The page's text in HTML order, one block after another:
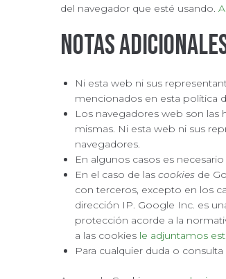
del navegador que esté usando.
Notas
Ni esta web ni sus
mencionados en esta política
Los navegadores web son las
mismas. Ni esta web ni sus
navegadores.
En algunos casos es necesario
En el caso de las cookies de
con terceros, excepto en los
dirección IP. Google Inc. es
protección acorde a la
a las cookies le adjuntamos
Para cualquier duda o